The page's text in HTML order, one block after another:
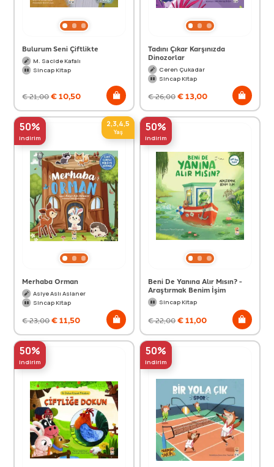
Bulurum Seni Çiftlikte
M. Sacide Kafalı
Sincap Kitap
€21,00€10,50
Tadını Çıkar Karşınızda
Dinozorlar
Ceren Çukadar
Sincap Kitap
€26,00€13,00
50%
indirim
2,3,4,5
Yaş
Merhaba Orman
Asiye Aslı Aslaner
Sincap Kitap
€23,00€11,50
50%
indirim
Beni De Yanına Alır Mısın? -
Araştırmak Benim İşim
Sincap Kitap
€22,00€11,00
50%
indirim
50%
indirim